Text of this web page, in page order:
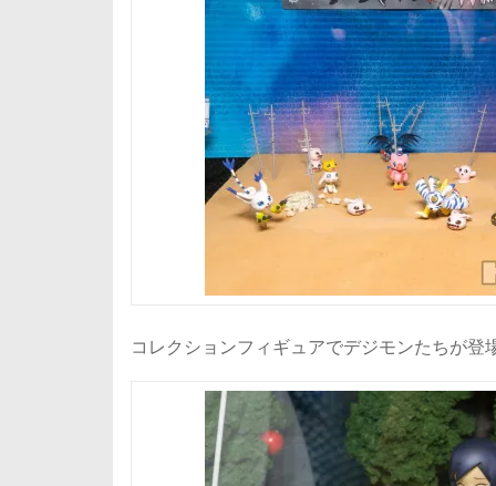
コレクションフィギュアでデジモンたちが